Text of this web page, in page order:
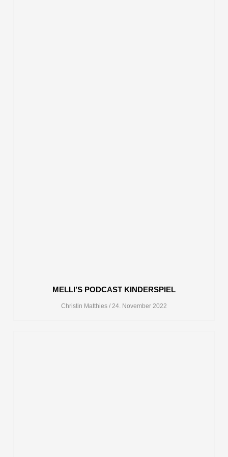
MELLI’S PODCAST KINDERSPIEL
Christin Matthies 24. November 2022